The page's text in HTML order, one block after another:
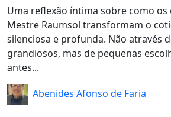
Uma reflexão íntima sobre como
Mestre Raumsol transformam o
silenciosa e profunda. Não através
grandiosos, mas de pequenas
antes...
Abenides Afonso de Faria